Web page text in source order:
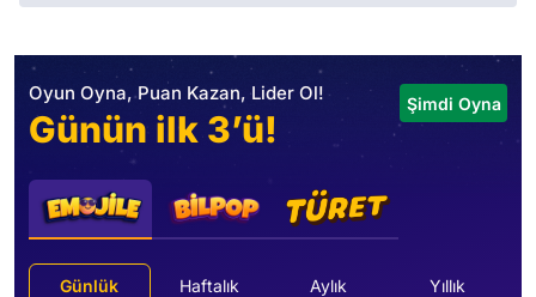
Oyun Oyna, Puan Kazan, Lider Ol!
Günün ilk 3’ü!
Şimdi Oyna
Günlük Haftalık Aylık Yıllık